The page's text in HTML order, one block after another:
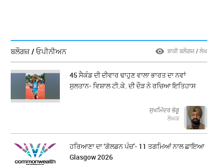
ਬਲੌਗਜ਼ / ਓਪੀਨੀਅਨ ਬਾਕੀ ਬਲੌਗਜ਼ / ਲੇਖ
45 ਸੈਕੰਡ ਦੀ ਦੀਵਾਰ ਢਾਹੁਣ ਵਾਲਾ ਭਾਰਤ ਦਾ ਨਵਾਂ
ਸੁਲਤਾਨ- ਵਿਸ਼ਾਲ ਟੀ.ਕੇ. ਦੀ ਦੌੜ ਨੇ ਰਚਿਆ ਇਤਿਹਾਸ
ਸੁਖਮਿੰਦਰ ਭੰਗੂ
ਲੇਖਕ
ਹਰਿਆਣਾ ਦਾ ‘ਗੋਲਡਨ ਪੰਚ’- 11 ਤਗਮਿਆਂ ਨਾਲ ਛਾਇਆ
Glasgow 2026